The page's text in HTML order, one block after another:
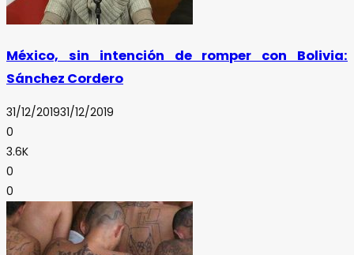
México, sin intención de romper con Bolivia:
Sánchez Cordero
31/12/201931/12/2019
0
3.6K
0
0